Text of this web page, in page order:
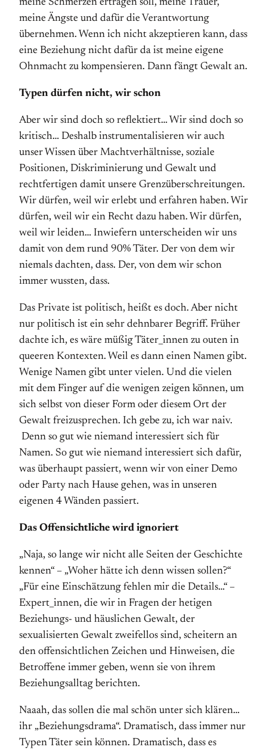
meine Schmerzen ertragen soll, meine Trauer,
meine Ängste und dafür die Verantwortung
übernehmen. Wenn ich nicht akzeptieren kann, dass
eine Beziehung nicht dafür da ist meine eigene
Ohnmacht zu kompensieren. Dann fängt Gewalt an.
Typen dürfen nicht, wir schon
Aber wir sind doch so reflektiert… Wir sind doch so
kritisch… Deshalb instrumentalisieren wir auch
unser Wissen über Machtverhältnisse, soziale
Positionen, Diskriminierung und Gewalt und
rechtfertigen damit unsere Grenzüberschreitungen.
Wir dürfen, weil wir erlebt und erfahren haben. Wir
dürfen, weil wir ein Recht dazu haben. Wir dürfen,
weil wir leiden… Inwiefern unterscheiden wir uns
damit von dem rund 90% Täter. Der von dem wir
niemals dachten, dass. Der, von dem wir schon
immer wussten, dass.
Das Private ist politisch, heißt es doch. Aber nicht
nur politisch ist ein sehr dehnbarer Begriff. Früher
dachte ich, es wäre müßig Täter_innen zu outen in
queeren Kontexten. Weil es dann einen Namen gibt.
Wenige Namen gibt unter vielen. Und die vielen
mit dem Finger auf die wenigen zeigen können, um
sich selbst von dieser Form oder diesem Ort der
Gewalt freizusprechen. Ich gebe zu, ich war naiv.
Denn so gut wie niemand interessiert sich für
Namen. So gut wie niemand interessiert sich dafür,
was überhaupt passiert, wenn wir von einer Demo
oder Party nach Hause gehen, was in unseren
eigenen 4 Wänden passiert.
Das Offensichtliche wird ignoriert
„Naja, so lange wir nicht alle Seiten der Geschichte
kennen“ – „Woher hätte ich denn wissen sollen?“
„Für eine Einschätzung fehlen mir die Details…“ –
Expert_innen, die wir in Fragen der hetigen
Beziehungs- und häuslichen Gewalt, der
sexualisierten Gewalt zweifellos sind, scheitern an
den offensichtlichen Zeichen und Hinweisen, die
Betroffene immer geben, wenn sie von ihrem
Beziehungsalltag berichten.
Naaah, das sollen die mal schön unter sich klären…
ihr „Beziehungsdrama“. Dramatisch, dass immer nur
Typen Täter sein können. Dramatisch, dass es